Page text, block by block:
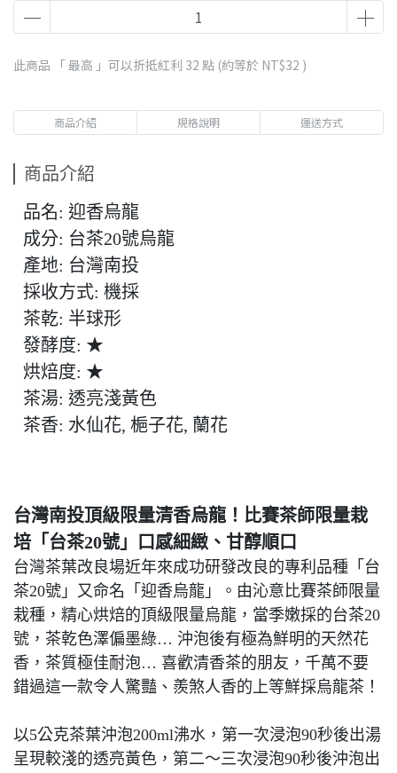
此商品 「 最高 」可以折抵紅利 32 點 (約等於 NT$32 )
商品介紹 規格說明 運送方式
商品介紹
品名: 迎香烏龍
成分: 台茶20號烏龍
產地: 台灣南投
採收方式: 機採
茶乾: 半球形
發酵度: ★
烘焙度: ★
茶湯: 透亮淺黃色
茶香: 水仙花, 梔子花, 蘭花
台灣南投頂級限量清香烏龍！比賽茶師限量栽
培「台茶20號」口感細緻、甘醇順口
台灣茶葉改良場近年來成功研發改良的專利品種「台
茶20號」又命名「迎香烏龍」。由沁意比賽茶師限量
栽種，精心烘焙的頂級限量烏龍，當季嫩採的台茶20
號，茶乾色澤偏墨綠… 沖泡後有極為鮮明的天然花
香，茶質極佳耐泡… 喜歡清香茶的朋友，千萬不要
錯過這一款令人驚豔、羨煞人香的上等鮮採烏龍茶！
以5公克茶葉沖泡200ml沸水，第一次浸泡90秒後出湯
呈現較淺的透亮黃色，第二～三次浸泡90秒後沖泡出